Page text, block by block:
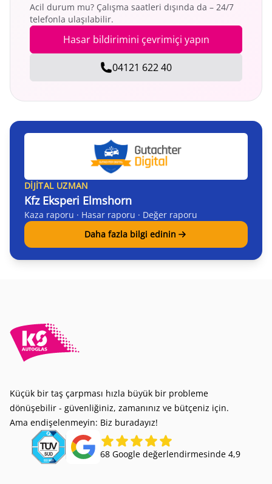
Acil durum mu? Çalışma saatleri dışında da – 24/7
telefonla ulaşılabilir.
Hasar bildirimini çevrimiçi yapın
04121 622 40
DIJITAL UZMAN
Kfz Eksperi Elmshorn
Kaza raporu · Hasar raporu · Değer raporu
Daha fazla bilgi edinin
Küçük bir taş çarpması hızla büyük bir probleme
dönüşebilir - güvenliğiniz, zamanınız ve bütçeniz için.
Ama endişelenmeyin: Biz buradayız!
68 Google değerlendirmesinde 4,9